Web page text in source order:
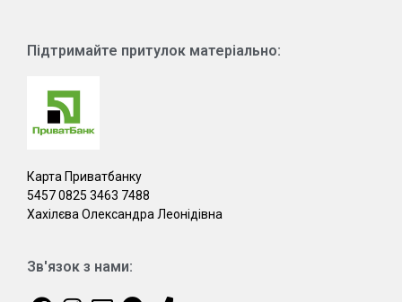
Підтримайте притулок матеріально:
Карта Приватбанку
5457 0825 3463 7488
Хахілєва Олександра Леонідівна
Зв'язок з нами: